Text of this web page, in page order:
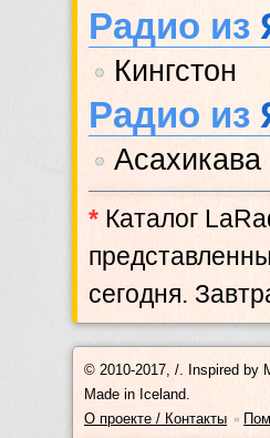
Радио из
• Кингстон
Радио из
• Асахикава
* Каталог
сегодня.
© 2010-2017, /. Inspired by
Made in Iceland.
О проекте / Контакты •